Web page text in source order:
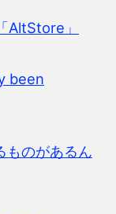
AltStore」
been
ものがあるん